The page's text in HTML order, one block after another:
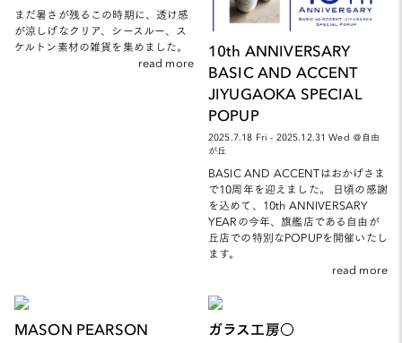
まだ暑さが残るこの時期に、透け感
が涼しげなクリア、シースルー、ス
ケルトン素材の雑貨を集めました。
read more
10th ANNIVERSARY
BASIC AND ACCENT
JIYUGAOKA SPECIAL
POPUP
2025.7.18 Fri - 2025.12.31 Wed ＠自由
が丘
BASIC AND ACCENTはおかげさま
で10周年を迎えました。 日頃の感謝
を込めて、10th ANNIVERSARY
YEARの今年、旗艦店である自由が
丘店での特別なPOPUPを開催いたし
ます。
read more
MASON PEARSON ガラス工房○